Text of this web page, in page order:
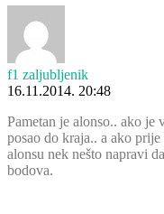
f1 zaljubljenik
16.11.2014. 20:48
Pametan je alonso.. ako je
posao do kraja.. a ako
alonsu nek nešto napravi
bodova.